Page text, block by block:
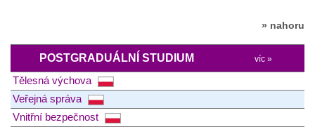
» nahoru
POSTGRADUÁLNÍ STUDIUM víc »
Tělesná výchova
Veřejná správa
Vnitřní bezpečnost